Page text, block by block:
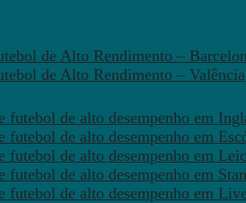
de Alto Rendimento –
de Alto Rendimento – Valência
futebol de alto desempenho em
futebol de alto desempenho em
futebol de alto desempenho em
futebol de alto desempenho em
futebol de alto desempenho em